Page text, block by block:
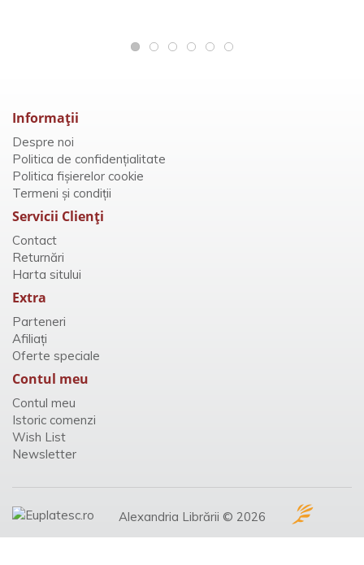
Informaţii
Despre noi
Politica de confidențialitate
Politica fișierelor cookie
Termeni și condiții
Servicii Clienţi
Contact
Returnări
Harta sitului
Extra
Parteneri
Afiliaţi
Oferte speciale
Contul meu
Contul meu
Istoric comenzi
Wish List
Newsletter
Alexandria Librării © 2026